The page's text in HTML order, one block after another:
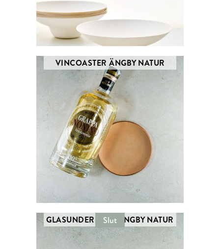
VINCOASTER ÄNGBY NATUR
GLASUNDERLÄGG ÄNGBY NATUR
Slut